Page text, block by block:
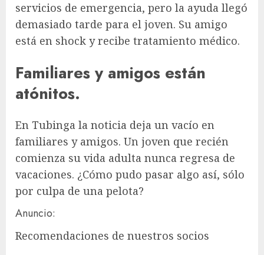
servicios de emergencia, pero la ayuda llegó
demasiado tarde para el joven. Su amigo
está en shock y recibe tratamiento médico.
Familiares y amigos están
atónitos.
En Tubinga la noticia deja un vacío en
familiares y amigos. Un joven que recién
comienza su vida adulta nunca regresa de
vacaciones. ¿Cómo pudo pasar algo así, sólo
por culpa de una pelota?
Anuncio:
Recomendaciones de nuestros socios